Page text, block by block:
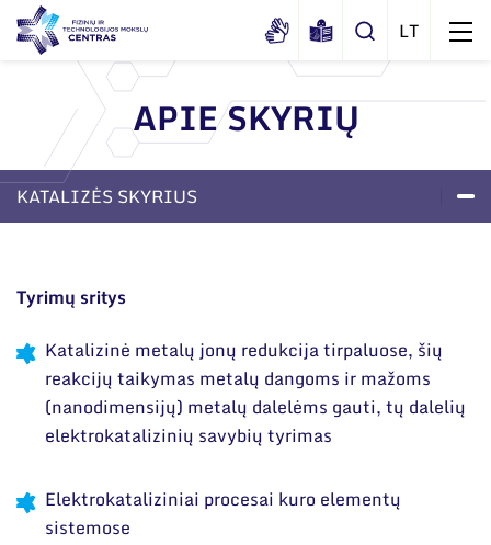
Apie mus
Dokumentai
Duomenų apsauga
Darbuotojams
Nuorodos
Narystė nacionalinėse ir tarptautinėse
organizacijose bei asociacijose
Struktūra
Mokslo taryba
Tarptautinė patarėjų taryba
Renginiai
Tinklalaidės
Leidiniai
Bendri rekvizitai
Administracija
Darbuotojų kontaktai
APIE SKYRIŲ
KATALIZĖS SKYRIUS
Tyrimų sritys
Katalizinė metalų jonų redukcija tirpaluose, šių
reakcijų taikymas metalų dangoms ir mažoms
(nanodimensijų) metalų dalelėms gauti, tų dalelių
elektrokatalizinių savybių tyrimas
Elektrokataliziniai procesai kuro elementų
sistemose